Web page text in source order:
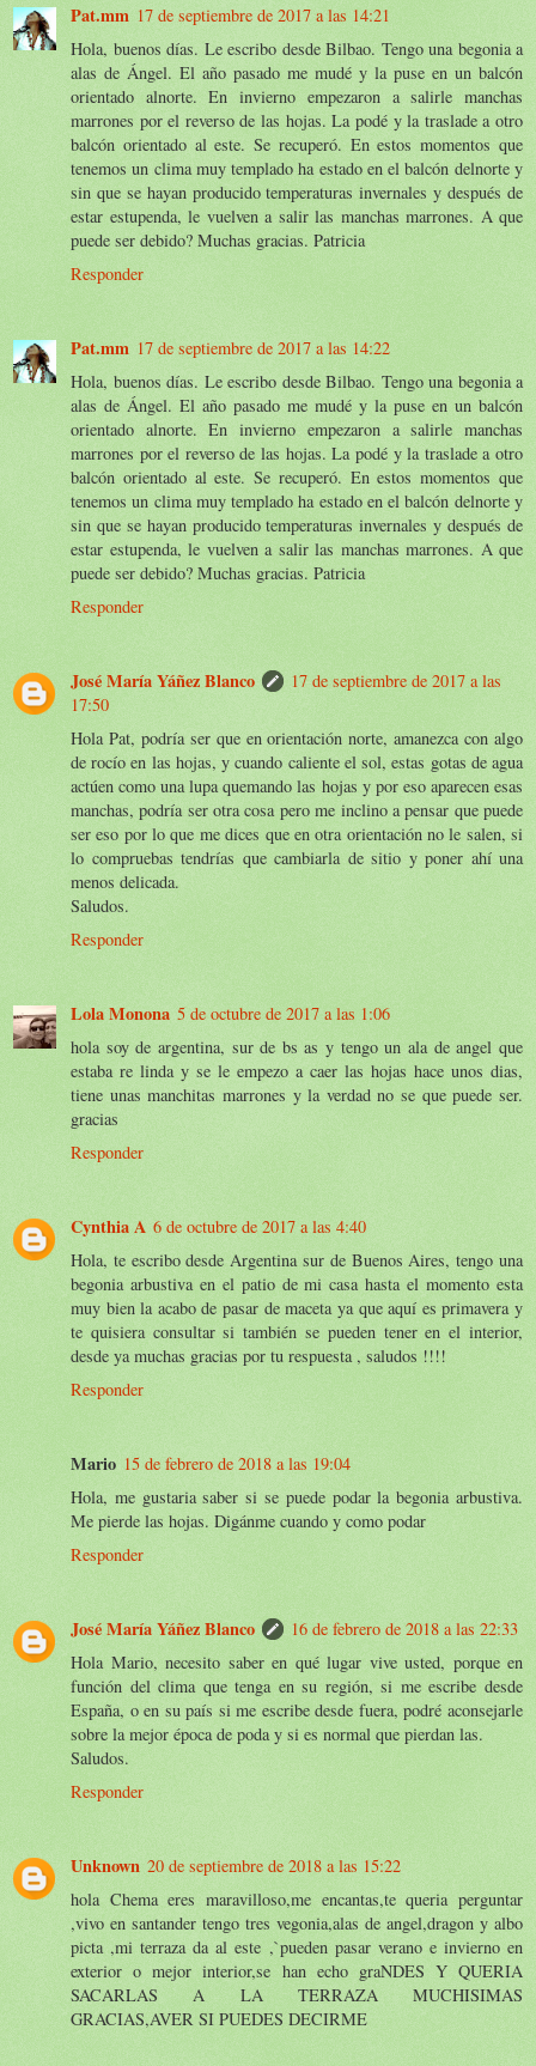
Pat.mm 17 de septiembre de 2017 a las 14:21
Hola, buenos días. Le escribo desde Bilbao. Tengo una begonia a
alas de Ángel. El año pasado me mudé y la puse en un balcón
orientado alnorte. En invierno empezaron a salirle manchas
marrones por el reverso de las hojas. La podé y la traslade a otro
balcón orientado al este. Se recuperó. En estos momentos que
tenemos un clima muy templado ha estado en el balcón delnorte y
sin que se hayan producido temperaturas invernales y después de
estar estupenda, le vuelven a salir las manchas marrones. A que
puede ser debido? Muchas gracias. Patricia
Responder
Pat.mm 17 de septiembre de 2017 a las 14:22
Hola, buenos días. Le escribo desde Bilbao. Tengo una begonia a
alas de Ángel. El año pasado me mudé y la puse en un balcón
orientado alnorte. En invierno empezaron a salirle manchas
marrones por el reverso de las hojas. La podé y la traslade a otro
balcón orientado al este. Se recuperó. En estos momentos que
tenemos un clima muy templado ha estado en el balcón delnorte y
sin que se hayan producido temperaturas invernales y después de
estar estupenda, le vuelven a salir las manchas marrones. A que
puede ser debido? Muchas gracias. Patricia
Responder
José María Yáñez Blanco
17 de septiembre de 2017 a las
17:50
Hola Pat, podría ser que en orientación norte, amanezca con algo
de rocío en las hojas, y cuando caliente el sol, estas gotas de agua
actúen como una lupa quemando las hojas y por eso aparecen esas
manchas, podría ser otra cosa pero me inclino a pensar que puede
ser eso por lo que me dices que en otra orientación no le salen, si
lo compruebas tendrías que cambiarla de sitio y poner ahí una
menos delicada.
Saludos.
Responder
Lola Monona 5 de octubre de 2017 a las 1:06
hola soy de argentina, sur de bs as y tengo un ala de angel que
estaba re linda y se le empezo a caer las hojas hace unos dias,
tiene unas manchitas marrones y la verdad no se que puede ser.
gracias
Responder
Cynthia A 6 de octubre de 2017 a las 4:40
Hola, te escribo desde Argentina sur de Buenos Aires, tengo una
begonia arbustiva en el patio de mi casa hasta el momento esta
muy bien la acabo de pasar de maceta ya que aquí es primavera y
te quisiera consultar si también se pueden tener en el interior,
desde ya muchas gracias por tu respuesta , saludos !!!!
Responder
Mario 15 de febrero de 2018 a las 19:04
Hola, me gustaria saber si se puede podar la begonia arbustiva.
Me pierde las hojas. Digánme cuando y como podar
Responder
José María Yáñez Blanco
16 de febrero de 2018 a las 22:33
Hola Mario, necesito saber en qué lugar vive usted, porque en
función del clima que tenga en su región, si me escribe desde
España, o en su país si me escribe desde fuera, podré aconsejarle
sobre la mejor época de poda y si es normal que pierdan las.
Saludos.
Responder
Unknown 20 de septiembre de 2018 a las 15:22
hola Chema eres maravilloso,me encantas,te queria perguntar
,vivo en santander tengo tres vegonia,alas de angel,dragon y albo
picta ,mi terraza da al este ,`pueden pasar verano e invierno en
exterior o mejor interior,se han echo graNDES Y QUERIA
SACARLAS A LA TERRAZA MUCHISIMAS
GRACIAS,AVER SI PUEDES DECIRME